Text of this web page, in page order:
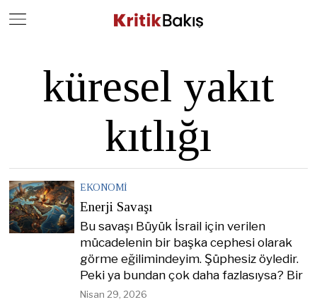
küresel yakıt
kıtlığı
EKONOMI
Enerji Savaşı
Bu savaşı Büyük İsrail için verilen
mücadelenin bir başka cephesi olarak
görme eğilimindeyim. Şüphesiz öyledir.
Peki ya bundan çok daha fazlasıysa? Bir
Nisan 29, 2026